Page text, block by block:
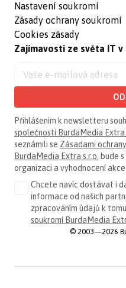
Nastavení soukromí
Zásady ochrany soukromí
Cookies zásady
Zajímavosti ze světa IT v
Přihlášením k newsletteru
společnosti BurdaMedia Extra
seznámili se Zásadami
BurdaMedia Extra s.r.o. bude
organizaci a vyhodnocení
Chcete navíc dostávat i
informace od našich
zpracováním údajů k
soukromí BurdaMedia
© 2003—2026